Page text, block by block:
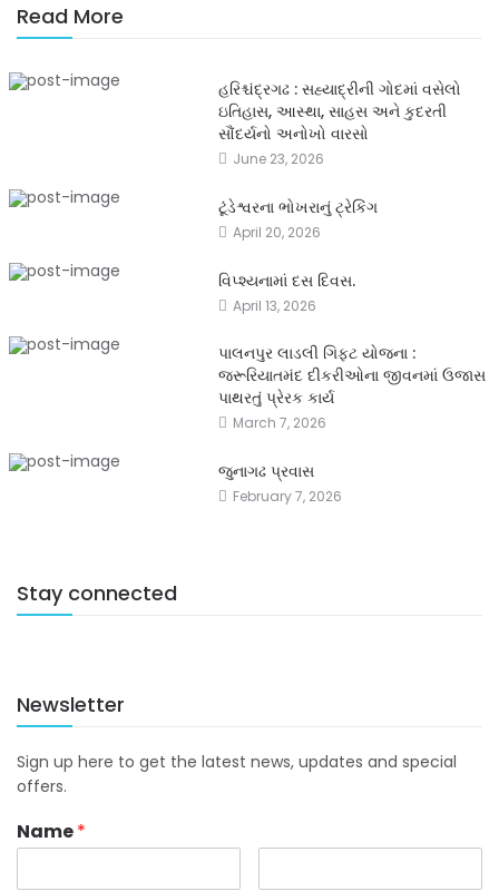
Read More
હરિશ્ચંદ્રગઢ : સહ્યાદ્રીની ગોદમાં વસેલો
ઇતિહાસ, આસ્થા, સાહસ અને કુદરતી
સૌંદર્યનો અનોખો વારસો
June 23, 2026
ટૂંડેશ્વરના ભોખરાનું ટ્રેકિંગ
April 20, 2026
વિપ્શ્યનામાં દસ દિવસ.
April 13, 2026
પાલનપુર લાડલી ગિફ્ટ યોજના :
જરૂરિયાતમંદ દીકરીઓના જીવનમાં ઉજાસ
પાથરતું પ્રેરક કાર્ય
March 7, 2026
જુનાગઢ પ્રવાસ
February 7, 2026
Stay connected
Newsletter
Sign up here to get the latest news, updates and special
offers.
Name*